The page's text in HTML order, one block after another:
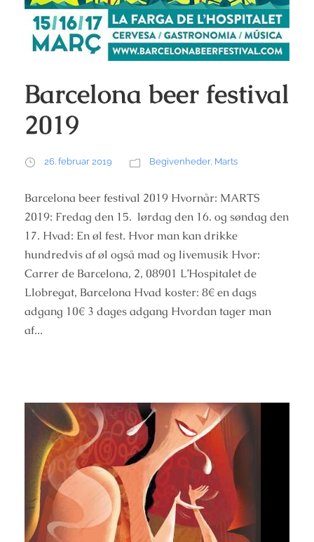
Barcelona beer festival
2019
26. februar 2019 Begivenheder, Marts
Barcelona beer festival 2019 Hvornår: MARTS
2019: Fredag den 15. lørdag den 16. og søndag den
17. Hvad: En øl fest. Hvor man kan drikke
hundredvis af øl også mad og livemusik Hvor:
Carrer de Barcelona, 2, 08901 L’Hospitalet de
Llobregat, Barcelona Hvad koster: 8€ en dags
adgang 10€ 3 dages adgang Hvordan tager man
af...